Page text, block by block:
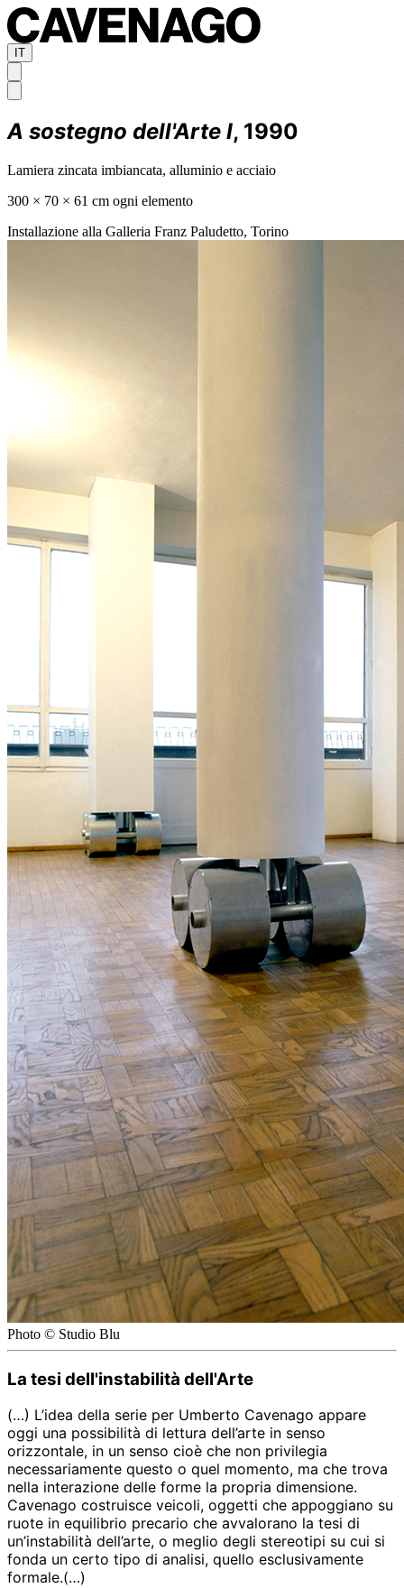
IT
A sostegno dell'Arte I, 1990
Lamiera zincata imbiancata, alluminio e acciaio
300 × 70 × 61 cm ogni elemento
Installazione alla Galleria Franz Paludetto, Torino
Photo © Studio Blu
La tesi dell'instabilità dell'Arte
(…) L’idea della serie per Umberto Cavenago appare
oggi una possibilità di lettura dell’arte in senso
orizzontale, in un senso cioè che non privilegia
necessariamente questo o quel momento, ma che trova
nella interazione delle forme la propria dimensione.
Cavenago costruisce veicoli, oggetti che appoggiano su
ruote in equilibrio precario che avvalorano la tesi di
un’instabilità dell’arte, o meglio degli stereotipi su cui si
fonda un certo tipo di analisi, quello esclusivamente
formale.(…)